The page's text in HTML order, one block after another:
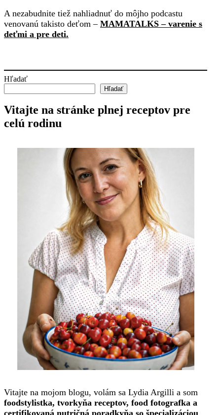
A nezabudnite tiež nahliadnuť do môjho podcastu
venovanú takisto deťom – MAMATALKS – varenie s
deťmi a pre deti.
Hľadať
Hľadať
Vitajte na stránke plnej receptov pre
celú rodinu
Vitajte na mojom blogu, volám sa Lydia Argilli a som
foodstylistka, tvorkyňa receptov, food fotografka a
certifikovaná nutričná poradkyňa so špecializáciou